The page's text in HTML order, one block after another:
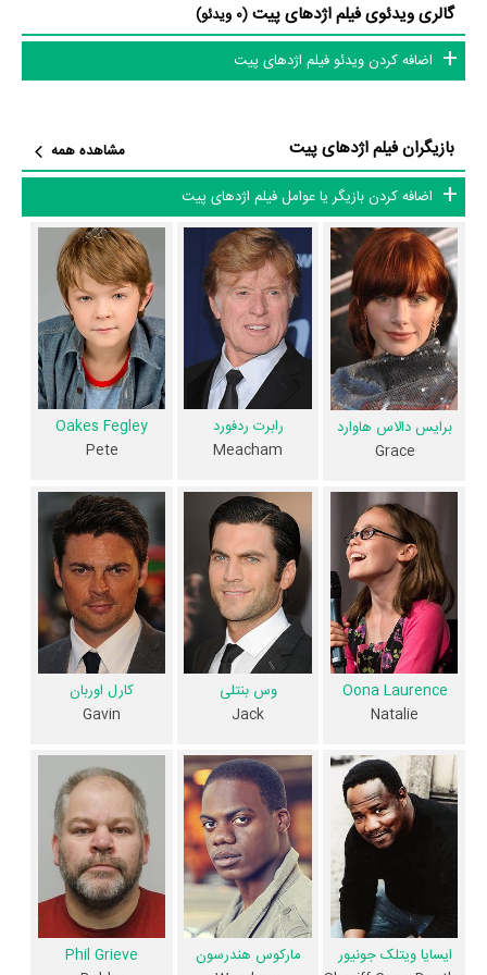
Biggsدر نقش Mr. Swanberg اشاره کرد.
داستان فیلم اژدهای پیت
توسطDavid LoweryوToby Halbrooks
نوشته شده است.
در خلاصه داستانی که یا از سوی تیم رسانه‌ای اثر و یا توسط دیگر رسانه‌ها درباره
داستان اژدهای پیت منتشر شده است، می‌خوانیم: «جنگلبانی با پسربچه ای که
محل زندگی اش در جنگل است، ملاقات می کند. این پسر پیت نام دارد و
مدعی است با حیوان خزنده و عظیم الجثه بالداری دوست است که… »
فیلم اژدهای پیت از نظر ساختار (فرم)، محتوا و محیط تولید، به آثار مختلفی
شباهت دارد. با توجه به شاخص‌های متعدد و گوناگونی می‌توان گفت آثار
مرتبط فیلم اژدهای پیت عبارت است از: .
فیلم اژدهای پیت و کارنامه فعالیت کارگردان و بازیگران
از نظر تاریخچه فعالیت کارگردان و بازیگران فیلم اژدهای پیت نیز آمارها و نکات
جذابی را می‌توان بیان کرد. براساس آمارها فیلم اژدهای پیت به طور متوسط
فعالیت 4ام بازیگران این اثر است. براساس امتیاز مردم فیلم اژدهای پیت یکی
از 4 اثر شاخص
برایس دالاس هاوارد، Oakes Fegley Oona Laurence
و
کارل اورباندر حرفه بازیگری محسوب می‌شود.
همچنین براساس امتیاز مردم فیلم اژدهای پیت بدترین اثرمارکوس هندرسون
در حرفه بازیگری محسوب می‌شود.
Loweryدر حرفه نویسندگی محسوب می‌شود.
33 تن از بازیگران اژدهای پیت، اولین فعالیت جدی بازیگری خود را در این اثر
تجربه کرده‌اند، در واقع در اژدهای پیت 33 فیلم اولی بوده‌اند:
Aaron
Jackson،Steve Barr Keagan Carr Fransch Jade Valour
Biggs،Jasper Putt Esmée Myers، Levi Alexander
Stephens،Josephine Stephens،Tai McKenzie،Ian Harcourt
Mia Thomas
Ruby Acevedo،Oliver Neil،James Allcock
گالری ویدئوی فیلم اژدهای پیت(0 ویدئو)
اضافه کردن ویدئو فیلم اژدهای پیت
بازیگران فیلم اژدهای پیت
مشاهده همه
اضافه کردن بازیگر یا عوامل فیلم اژدهای پیت
برایس دالاس هاوارد
Grace
رابرت ردفورد
Meacham
Oakes Fegley
Pete
Oona Laurence
Natalie
وس بنتلی
Jack
کارل اوربان
Gavin
ایسایا ویتلک جونیور
مارکوس هندرسون
Phil Grieve